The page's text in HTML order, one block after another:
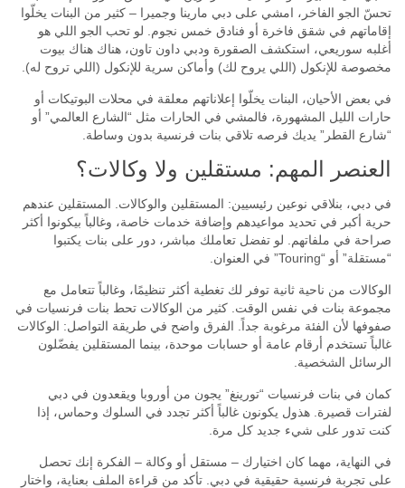
مكان اللقاء
اللغات
VIP
العلامات
تحسّ الجو الفاخر، امشي على دبي مارينا وجميرا – كثير من البنات يخلّوا
إقاماتهم في شقق فاخرة أو فنادق خمس نجوم. لو تحب الجو اللي هو
أغلبه سوريعي، استكشف الصقورة ودبي داون تاون، هناك هناك بيوت
مخصوصة للإنكول (اللي يروح لك) وأماكن سرية للإنكول (اللي تروح له).
في بعض الأحيان، البنات يخلّوا إعلاناتهم معلقة في محلات البوتيكات أو
حارات الليل المشهورة، فالمشي في الحارات مثل “الشارع العالمي” أو
“شارع القطر” يديك فرصه تلاقي بنات فرنسية بدون وساطة.
العنصر المهم: مستقلين ولا وكالات؟
في دبي، بنلاقي نوعين رئيسيين: المستقلين والوكالات. المستقلين عندهم
حرية أكبر في تحديد مواعيدهم وإضافة خدمات خاصة، وغالباً بيكونوا أكثر
صراحة في ملفاتهم. لو تفضل تعاملك مباشر، دور على بنات يكتبوا
“مستقلة” أو “Touring” في العنوان.
الوكالات من ناحية ثانية توفر لك تغطية أكثر تنظيمًا، وغالباً تتعامل مع
مجموعة بنات في نفس الوقت. كثير من الوكالات تحط بنات فرنسيات في
صفوفها لأن الفئة مرغوبة جداً. الفرق واضح في طريقة التواصل: الوكالات
غالباً تستخدم أرقام عامة أو حسابات موحدة، بينما المستقلين يفضّلون
الرسائل الشخصية.
كمان في بنات فرنسيات “تورينغ” يجون من أوروبا ويقعدون في دبي
لفترات قصيرة. هذول يكونون غالباً أكثر تجدد في السلوك وحماس، إذا
كنت تدور على شيء جديد كل مرة.
في النهاية، مهما كان اختيارك – مستقل أو وكالة – الفكرة إنك تحصل
على تجربة فرنسية حقيقية في دبي. تأكد من قراءة الملف بعناية، واختار